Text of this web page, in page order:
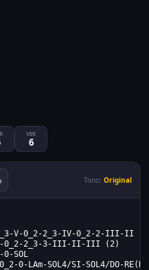
VER
6
Tono: Original
V-0_2-2_3-IV-0_2-2-III-II
2_3-3-III-II-III (2)
SOL4/SI-SOL4/DO-